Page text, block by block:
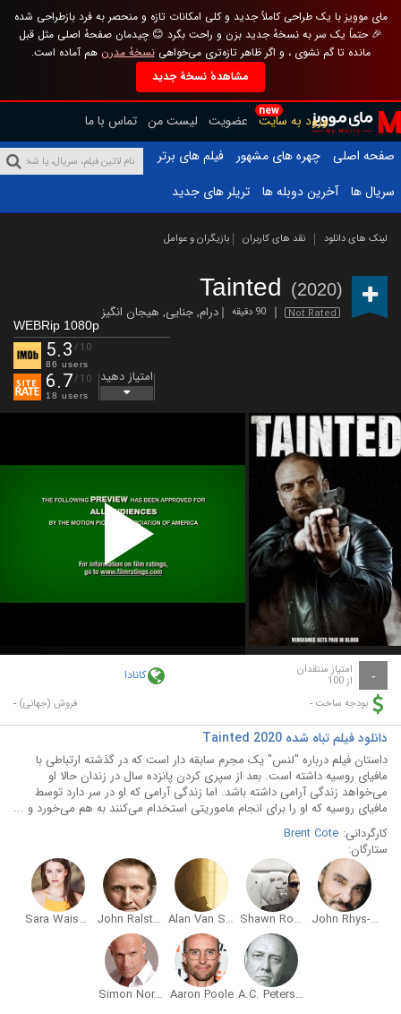
مای موویز با یک طراحی کاملاً جدید و کلی امکانات تازه و منحصر به فرد بازطراحی شده
🎉 حتماً یک سر به نسخهٔ جدید بزن و راحت بگرد 😊 چیدمان صفحهٔ اصلی مثل قبل
مانده تا گم نشوی ، و اگر ظاهر تازه‌تری می‌خواهینسخهٔ مدرن هم آماده است.
مشاهدهٔ نسخهٔ جدید
new
ورود به سایت عضویت لیست من تماس با ما
صفحه اصلی
چهره های مشهور
فیلم های برتر
سریال ها
آخرین دوبله ها تریلر های جدید
لینک های دانلود نقد های کاربران بازیگران و عوامل
Tainted (2020)
Not Rated 90 دقیقه درام,جنایی, هیجان انگیز
WEBRip 1080p
5.3 /10
86 users
6.7/10
18 users
امتیاز دهید
Play
Video
- امتیاز منتقدان
از 100 کانادا
بودجه ساخت:- فروش (جهانی):-
دانلود فیلم تباه شده Tainted 2020
داستان فیلم درباره "لنس" یک مجرم سابقه دار است که در گذشته ارتباطی با
مافیای روسیه داشته است. بعد از سپری کردن پانزده سال در زندان حالا او
می‌خواهد زندگی آرامی داشته باشد. اما زندگی آرامی که او در سر دارد توسط
مافیای روسیه که او را برای انجام ماموریتی استخدام می‌کنند به هم می‌خورد و ...
کارگردانی: Brent Cote
ستارگان:
John Rhys-Davies
Shawn Roberts
Alan Van Sprang
John Ralston
Sara Waisglass
A.C. Peterson
Aaron Poole
Simon Northwood